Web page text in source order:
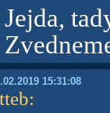
Jejda,
15:31:08
: